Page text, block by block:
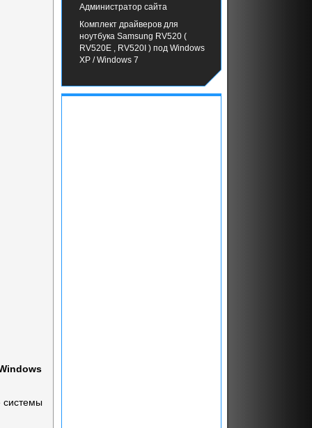
системы
Администратор сайта
Комплект драйверов для
ноутбука Samsung RV520 (
RV520E , RV520I ) под Windows
XP / Windows 7